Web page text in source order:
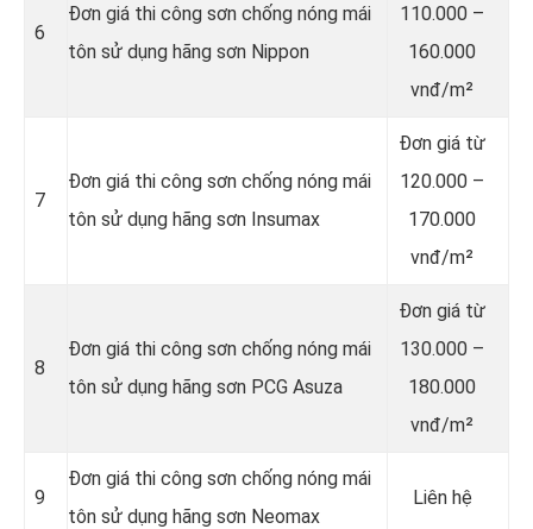
6
Đơn giá thi công sơn chống nóng mái
tôn sử dụng hãng sơn Nippon
110.000 –
160.000
vnđ/m²
7
Đơn giá thi công sơn chống nóng mái
tôn sử dụng hãng sơn Insumax
Đơn giá từ
120.000 –
170.000
vnđ/m²
8
Đơn giá thi công sơn chống nóng mái
tôn sử dụng hãng sơn PCG Asuza
Đơn giá từ
130.000 –
180.000
vnđ/m²
9
Đơn giá thi công sơn chống nóng mái
tôn sử dụng hãng sơn Neomax
Liên hệ